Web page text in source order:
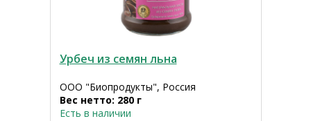
Урбеч из семян льна
ООО "Биопродукты", Россия
Вес нетто: 280 г
Есть в наличии